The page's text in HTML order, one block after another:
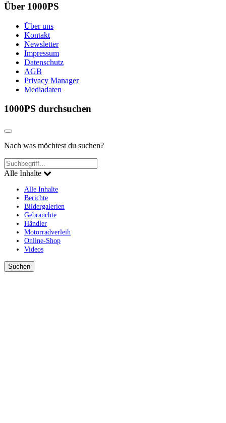
Über 1000PS
Über uns
Kontakt
Newsletter
Impressum
Datenschutz
AGB
Privacy Manager
Mediadaten
1000PS durchsuchen
Nach was möchtest du suchen?
Alle Inhalte
Alle Inhalte
Berichte
Bildergalerien
Gebrauchte
Händler
Motorradverleih
Online-Shop
Videos
Suchen